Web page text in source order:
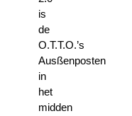
is
de
O.T.T.O.’s
Ausßenposten
in
het
midden